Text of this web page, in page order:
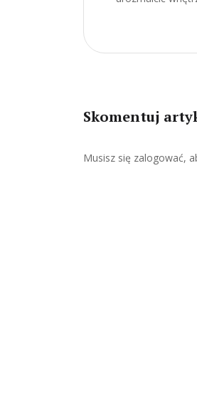
Skomentuj
Musisz się zalogować,